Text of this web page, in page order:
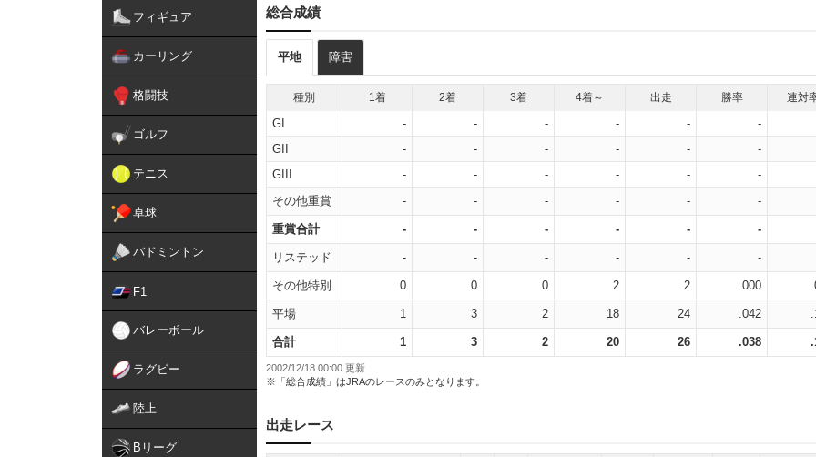
フィギュア
カーリング
格闘技
ゴルフ
テニス
卓球
バドミントン
F1
バレーボール
ラグビー
陸上
Bリーグ
総合成績
平地 障害
種別 1着 2着 3着 4着～ 出走 勝率 連対
GI - - - - -
-
GII
- - - - -
-
GIII
- - - - -
-
その他重賞
- - - - - -
重賞合計 - - - - - -
リステッド - - - - - -
その他特別 0 0 0 2 2 .000
平場 1 3 2 18 24 .042
合計 1 3 2 20 26 .038
2002/12/18 00:00 更新
※「総合成績」はJRAのレースのみとなります。
出走レース